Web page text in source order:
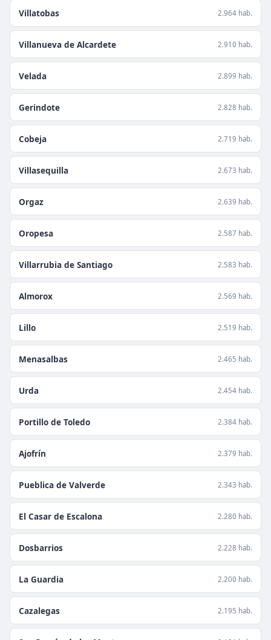
Villatobas 2.964 hab.
Villanueva de Alcardete 2.910 hab.
Velada 2.899 hab.
Gerindote 2.828 hab.
Cobeja 2.719 hab.
Villasequilla 2.673 hab.
Orgaz 2.639 hab.
Oropesa 2.587 hab.
Villarrubia de Santiago 2.583 hab.
Almorox 2.569 hab.
Lillo 2.519 hab.
Menasalbas 2.465 hab.
Urda 2.454 hab.
Portillo de Toledo 2.384 hab.
Ajofrín 2.379 hab.
Pueblica de Valverde 2.343 hab.
El Casar de Escalona 2.280 hab.
Dosbarrios 2.228 hab.
La Guardia 2.200 hab.
Cazalegas 2.195 hab.